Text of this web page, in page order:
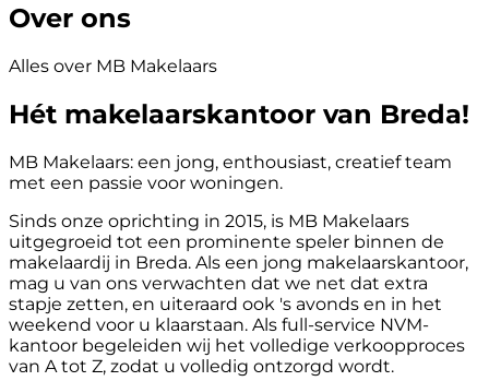
Over ons
Alles over MB Makelaars
Hét makelaarskantoor van Breda!
MB Makelaars: een jong, enthousiast, creatief team
met een passie voor woningen.
Sinds onze oprichting in 2015, is MB Makelaars
uitgegroeid tot een prominente speler binnen de
makelaardij in Breda. Als een jong makelaarskantoor,
mag u van ons verwachten dat we net dat extra
stapje zetten, en uiteraard ook 's avonds en in het
weekend voor u klaarstaan. Als full-service NVM-
kantoor begeleiden wij het volledige verkoopproces
van A tot Z, zodat u volledig ontzorgd wordt.